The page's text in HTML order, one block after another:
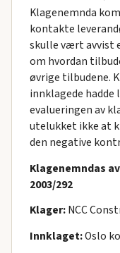
Klagenemnda
kontakte
skulle vært avvist
om hvordan
øvrige tilbudene.
innklagede
evalueringen av
utelukket ikke at
den negative
Klagenemndas
2003/292
Klager:NCC
Innklaget:Oslo